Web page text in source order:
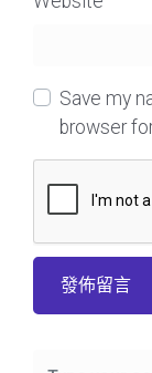
Save my
browser